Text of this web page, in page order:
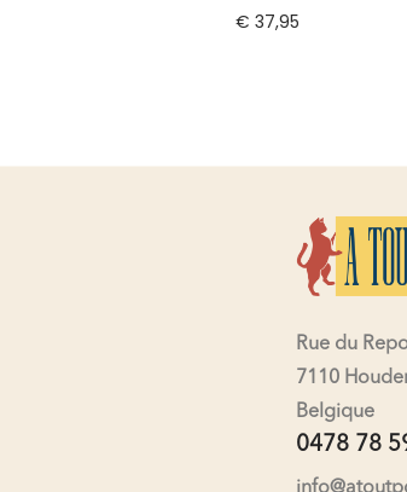
€ 37,95
Rue du
7110
Belgique
0478 78